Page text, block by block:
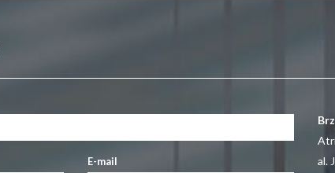
E-mail
al.